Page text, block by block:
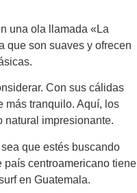
una ola llamada «La
que son suaves y ofrecen
Con sus cálidas
más tranquilo. Aquí, los
natural impresionante.
que estés buscando
país centroamericano tiene
en Guatemala.